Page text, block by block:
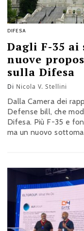
DIFESA
Dagli F-35
nuove
sulla Difesa
Di Nicola V. Stellini
Dalla Camera dei
Defense bill, che
Difesa. Più F-35 e
ma un nuovo